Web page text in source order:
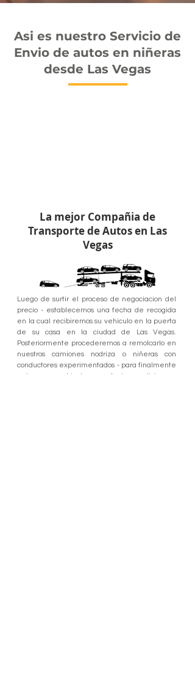
Asi es nuestro Servicio de
Envio de autos en niñeras
desde Las Vegas
La mejor Compañia de
Transporte de Autos en Las
Vegas
Luego de surtir el proceso de negociacion del
precio - establecemos una fecha de recogida
en la cual recibiremos su vehiculo en la puerta
de su casa en la ciudad de Las Vegas.
Posteriormente procederemos a remolcarlo en
nuestros camiones nodriza o niñeras con
conductores experimentados - para finalmente
entregar su vehiculo en perfectas condiciones -